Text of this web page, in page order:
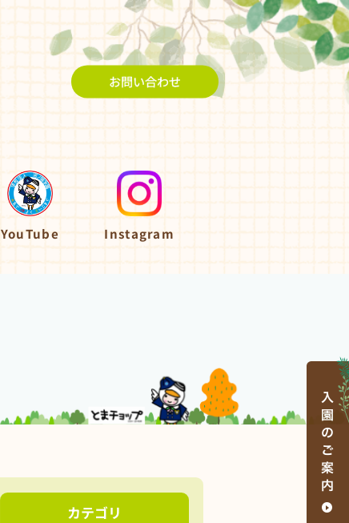
お問い合わせ
YouTube Instagram
カテゴリ